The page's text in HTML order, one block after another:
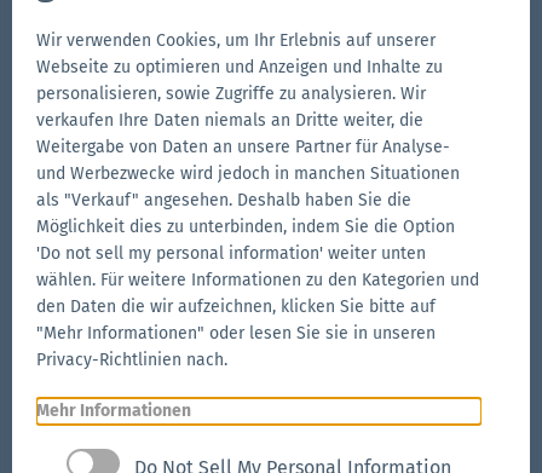
© 2026 Zingerle Group AG MwSt-Nr. IT01533450217
Follow us
Zur
Facebook-
Seite
Zur
Instagram-
Seite
Folge
uns
YouTube
Zur
LinkedIn-
Seite
Weitere Marken der Zingerle Group
Zur
Ecotent-
Website
Zur
Aerise-
Website
Zur
RUKU1952-
Website
Wir verwenden Cookies, um Ihr Erlebnis auf unserer
Webseite zu optimieren und Anzeigen und Inhalte zu
personalisieren, sowie Zugriffe zu analysieren. Wir
verkaufen Ihre Daten niemals an Dritte weiter, die
Weitergabe von Daten an unsere Partner für Analyse-
und Werbezwecke wird jedoch in manchen Situationen
als "Verkauf" angesehen. Deshalb haben Sie die
Möglichkeit dies zu unterbinden, indem Sie die Option
'Do not sell my personal information' weiter unten
wählen. Für weitere Informationen zu den Kategorien und
den Daten die wir aufzeichnen, klicken Sie bitte auf
"Mehr Informationen" oder lesen Sie sie in unseren
Privacy-Richtlinien nach.
Mehr Informationen
Do Not Sell My Personal Information